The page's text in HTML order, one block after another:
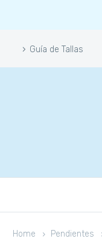
Guía de Tallas
Home Pendientes